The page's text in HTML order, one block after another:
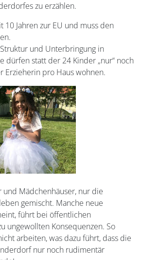
zu erzählen.
10 Jahren zur EU und muss den
und Unterbringung in
dürfen statt der 24 Kinder „nur“ noch
Erzieherin pro Haus wohnen.
und Mädchenhäuser, nur die
gemischt. Manche neue
führt bei öffentlichen
ungewollten Konsequenzen. So
arbeiten, was dazu führt, dass die
nur noch rudimentär